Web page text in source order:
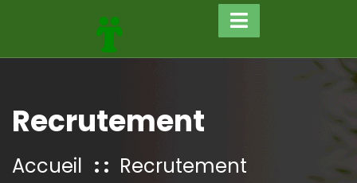
Recrutement
Accueil Recrutement